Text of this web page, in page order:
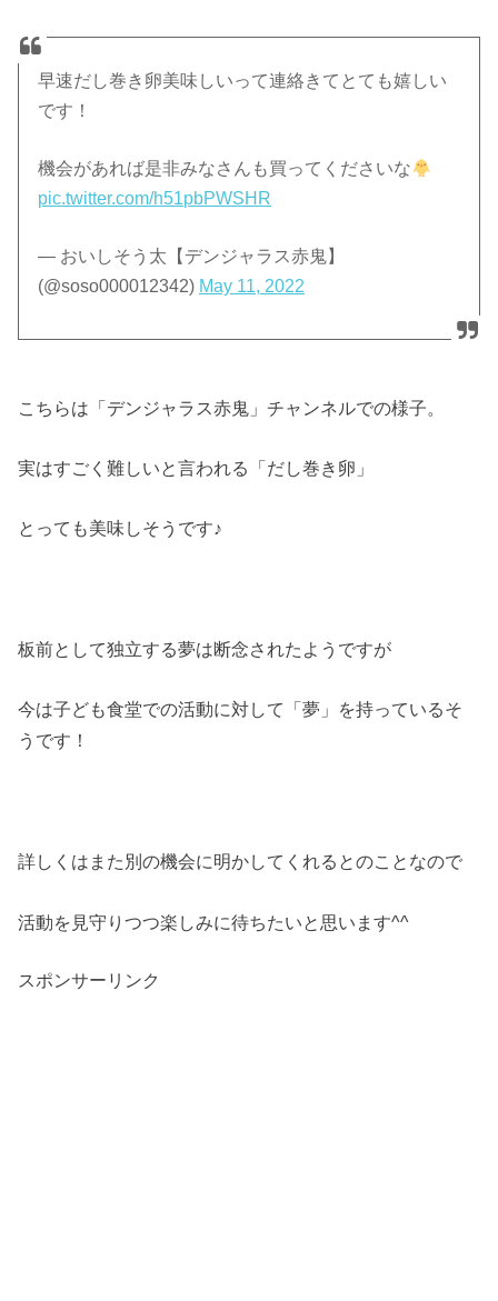
早速だし巻き卵美味しいって連絡きてとても嬉しい
です！
機会があれば是非みなさんも買ってくださいな
pic.twitter.com/h51pbPWSHR
— おいしそう太【デンジャラス赤鬼】
(@soso000012342) May 11, 2022
こちらは「デンジャラス赤鬼」チャンネルでの様子。
実はすごく難しいと言われる「だし巻き卵」
とっても美味しそうです♪
板前として独立する夢は断念されたようですが
今は子ども食堂での活動に対して「夢」を持っているそ
うです！
詳しくはまた別の機会に明かしてくれるとのことなので
活動を見守りつつ楽しみに待ちたいと思います^^
スポンサーリンク